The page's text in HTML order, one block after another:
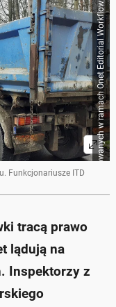
Źródło zbiorcze dla obrazków importowanych w ramach Onet Editorial Workflow
Funkcjonariusze ITD
tracą prawo
lądują na
Inspektorzy z